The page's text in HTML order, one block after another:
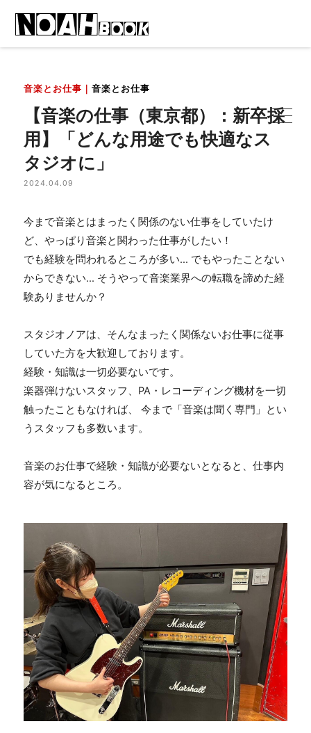
音楽とお仕事｜音楽とお仕事
【音楽の仕事（東京都）：新卒採
用】「どんな用途でも快適なス
タジオに」
2024.04.09
今まで音楽とはまったく関係のない仕事をしていたけ
ど、やっぱり音楽と関わった仕事がしたい！
でも経験を問われるところが多い... でもやったことない
からできない... そうやって音楽業界への転職を諦めた経
験ありませんか？
スタジオノアは、そんなまったく関係ないお仕事に従事
していた方を大歓迎しております。
経験・知識は一切必要ないです。
楽器弾けないスタッフ、 PA ・レコーディング機材を一切
触ったこともなければ、 今まで「音楽は聞く専門」とい
うスタッフも多数います。
音楽のお仕事で経験・知識が必要ないとなると、仕事内
容が気になるところ。